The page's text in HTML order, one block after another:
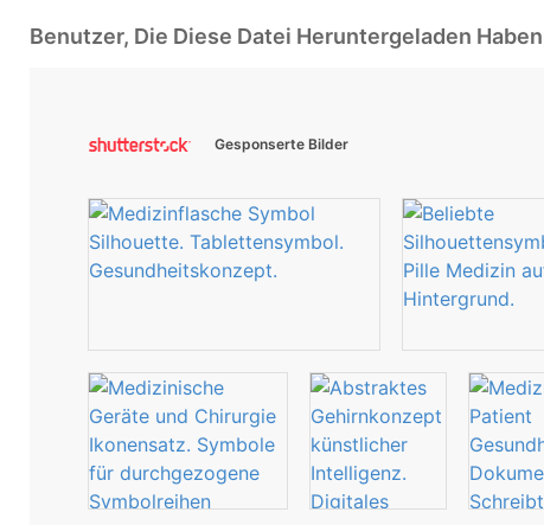
Benutzer, Die Diese Datei Heruntergeladen
Gesponserte Bilder